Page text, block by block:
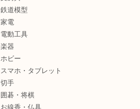
鉄道模型
家電
電動工具
楽器
ホビー
スマホ・タブレット
切手
囲碁・将棋
お線香・仏具